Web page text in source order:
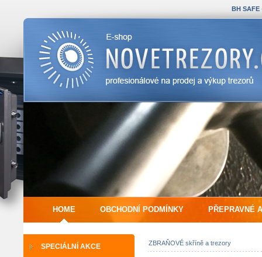
BH SAFE
HOME OBCHODNÍ PODMÍNKY PŘEPRAVNÉ
SPECIÁLNÍ AKCE ZBRAŇOVÉ skříně a trezory